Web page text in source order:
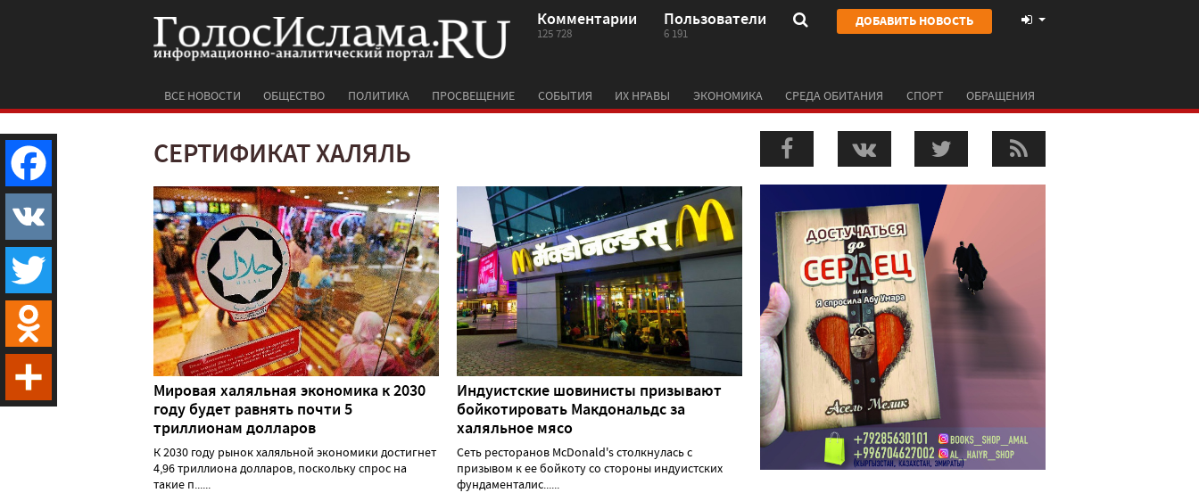
Комментарии
125 728
Пользователи
6 191
ДОБАВИТЬ НОВОСТЬ
ВСЕ НОВОСТИ ОБЩЕСТВО ПОЛИТИКА ПРОСВЕЩЕНИЕ СОБЫТИЯ ИХ НРАВЫ ЭКОНОМИКА СРЕДА ОБИТАНИЯ СПОРТ ОБРАЩЕНИЯ
СЕРТИФИКАТ ХАЛЯЛЬ
Мировая халяльная экономика к 2030
году будет равнять почти 5
триллионам долларов
К 2030 году рынок халяльной экономики достигнет
4,96 триллиона долларов, поскольку спрос на
такие п......
Индуистские шовинисты призывают
бойкотировать Макдональдс за
халяльное мясо
Сеть ресторанов McDonald's столкнулась с
призывом к ее бойкоту со стороны индуистских
фундаменталис......
Facebook
VK
Twitter
Odnoklassniki